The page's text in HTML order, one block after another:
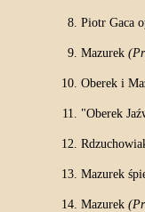
Piotr Gaca
Mazurek
Oberek i
"Oberek
Mazurek
Mazurek